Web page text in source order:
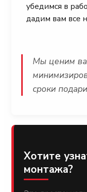
убедимся в
дадим вам все
Мы ценим
сроки
Хотите
монтажа?